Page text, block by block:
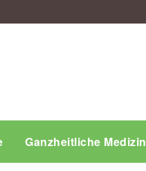
Ganzheitliche Medizin